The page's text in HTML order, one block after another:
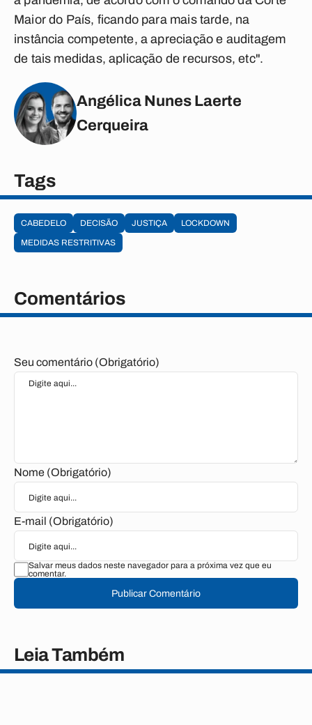
Maior do País, ficando para mais tarde, na
instância competente, a apreciação e auditagem
de tais medidas, aplicação de recursos, etc".
Angélica Nunes Laerte
Cerqueira
Tags
CABEDELO DECISÃO JUSTIÇA
LOCKDOWN
MEDIDAS RESTRITIVAS
Comentários
Seu comentário (Obrigatório)
Nome (Obrigatório)
E-mail (Obrigatório)
Salvar meus dados neste navegador para a próxima vez que eu
comentar.
Publicar Comentário
Leia Também